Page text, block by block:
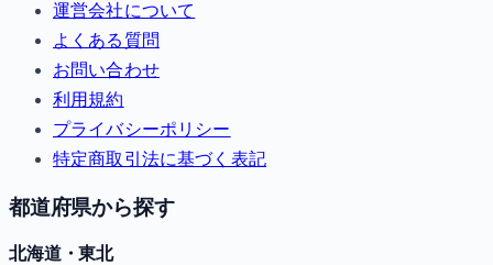
運営会社について
よくある質問
お問い合わせ
利用規約
プライバシーポリシー
特定商取引法に基づく表記
都道府県から探す
北海道・東北